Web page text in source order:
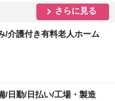
さらに見る
/介護付き有料老人ホーム
/日勤/日払い/工場・製造